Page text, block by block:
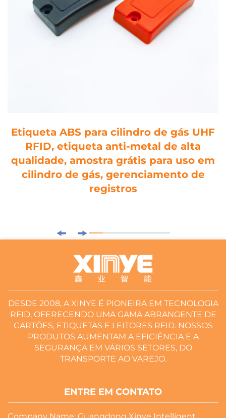
Etiqueta ABS para cilindro de gás UHF
RFID, etiqueta anti-metal de alta
qualidade, amostra grátis para uso em
cilindro de gás, gerenciamento de
registros
DESDE 2008, A XINYE É PIONEIRA EM TECNOLOGIA
RFID, OFERECENDO UMA GAMA ABRANGENTE DE
CARTÕES, ETIQUETAS E LEITORES RFID. NOSSOS
PRODUTOS AUMENTAM A EFICIÊNCIA E A
SEGURANÇA EM VÁRIOS SETORES, DO
TRANSPORTE AO VAREJO.
ENTRE EM CONTATO